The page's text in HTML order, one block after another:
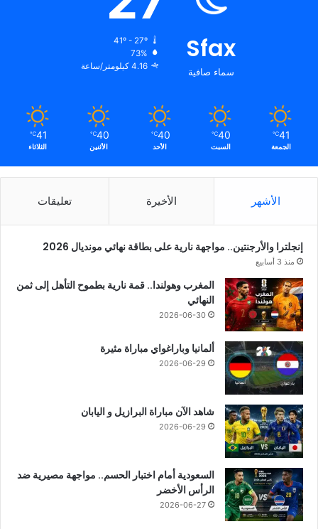
Sfax
سماء صافية
41º - 27º
73%
4.16 كيلومتر/ساعة
41
℃
الجمعة
40
℃
السبت
40
℃
الأحد
40
℃
الأثنين
41
℃
الثلاثاء
الأشهر الأخيرة تعليقات
إنجلترا والأرجنتين.. مواجهة نارية على بطاقة نهائي مونديال 2026
منذ 3 أسابيع
المغرب وهولندا.. قمة نارية بطموح التأهل إلى ثمن
النهائي
2026-06-30
ألمانيا وباراغواي مباراة مثيرة
2026-06-29
شاهد الآن مباراة البرازيل و اليابان
2026-06-29
السعودية أمام اختبار الحسم.. مواجهة مصيرية ضد
الرأس الأخضر
2026-06-27